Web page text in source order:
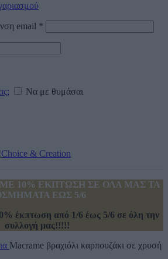
email *
Να με θυμάσαι
10% ΕΚΠΤΩΣΗ ΣΕ ΟΛΑ ΜΑΣ ΤΑ
ΕΩΣ 5/6
έκπτωση από 1/6 έως 5/6 σε όλη την
συλλογή μας!!!!!
Macrame βραχιόλι καρπουζάκι σε χρυσή